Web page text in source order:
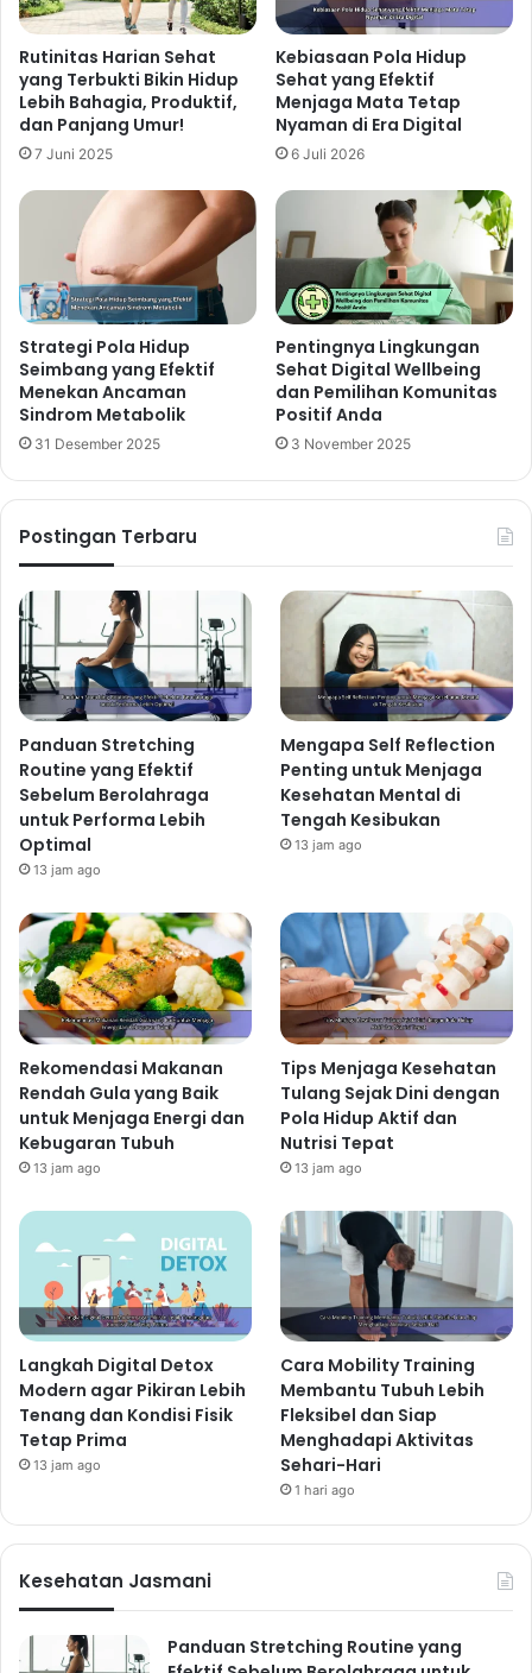
Rutinitas Harian Sehat
yang Terbukti Bikin Hidup
Lebih Bahagia, Produktif,
dan Panjang Umur!
7 Juni 2025
Kebiasaan Pola Hidup
Sehat yang Efektif
Menjaga Mata Tetap
Nyaman di Era Digital
6 Juli 2026
Strategi Pola Hidup
Seimbang yang Efektif
Menekan Ancaman
Sindrom Metabolik
31 Desember 2025
Pentingnya Lingkungan
Sehat Digital Wellbeing
dan Pemilihan Komunitas
Positif Anda
3 November 2025
Postingan Terbaru
Panduan Stretching
Routine yang Efektif
Sebelum Berolahraga
untuk Performa Lebih
Optimal
13 jam ago
Mengapa Self Reflection
Penting untuk Menjaga
Kesehatan Mental di
Tengah Kesibukan
13 jam ago
Rekomendasi Makanan
Rendah Gula yang Baik
untuk Menjaga Energi dan
Kebugaran Tubuh
13 jam ago
Tips Menjaga Kesehatan
Tulang Sejak Dini dengan
Pola Hidup Aktif dan
Nutrisi Tepat
13 jam ago
Langkah Digital Detox
Modern agar Pikiran Lebih
Tenang dan Kondisi Fisik
Tetap Prima
13 jam ago
Cara Mobility Training
Membantu Tubuh Lebih
Fleksibel dan Siap
Menghadapi Aktivitas
Sehari-Hari
1 hari ago
Kesehatan Jasmani
Panduan Stretching Routine yang